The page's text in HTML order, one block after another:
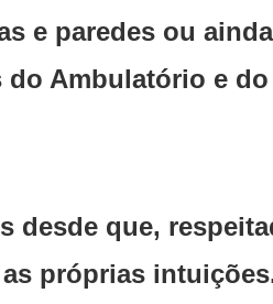
e paredes ou
Ambulatório e
desde que,
próprias